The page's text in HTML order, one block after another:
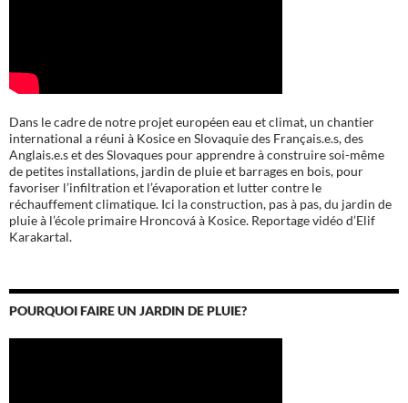
Dans le cadre de notre projet européen eau et climat, un chantier
international a réuni à Kosice en Slovaquie des Français.e.s, des
Anglais.e.s et des Slovaques pour apprendre à construire soi-même
de petites installations, jardin de pluie et barrages en bois, pour
favoriser l’infiltration et l’évaporation et lutter contre le
réchauffement climatique. Ici la construction, pas à pas, du jardin de
pluie à l’école primaire Hroncová à Kosice. Reportage vidéo d’Elif
Karakartal.
POURQUOI FAIRE UN JARDIN DE PLUIE?